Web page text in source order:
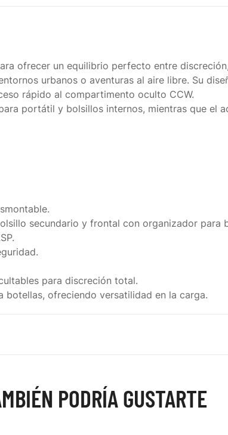
ofrecer un equilibrio perfecto entre
urbanos o aventuras al aire libre. Su
rápido al compartimento oculto CCW.
portátil y bolsillos internos, mientras que el
secundario y frontal con organizador para
para discreción total.
botellas, ofreciendo versatilidad en la carga.
PODRÍA GUSTARTE